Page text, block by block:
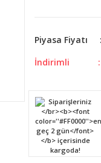
Piyasa Fiyatı
İndirimli